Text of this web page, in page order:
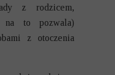
z rodzicem,
to pozwala)
z otoczenia